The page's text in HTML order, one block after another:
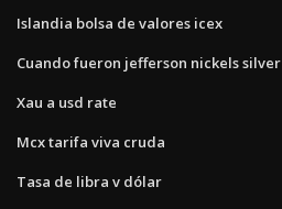
Islandia bolsa de valores icex
Cuando fueron jefferson nickels silver
Xau a usd rate
Mcx tarifa viva cruda
Tasa de libra v dólar